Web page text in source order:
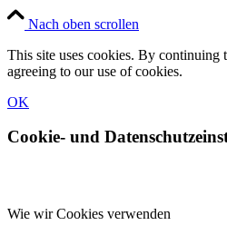
Nach oben scrollen
This site uses cookies. By continuing
agreeing to our use of cookies.
OK
Cookie- und
Wie wir Cookies verwenden